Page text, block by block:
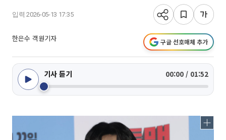
입력 2026-05-13 17:35
한은수 객원기자 구글 선호매체 추가
기사 듣기 00:00 / 01:52